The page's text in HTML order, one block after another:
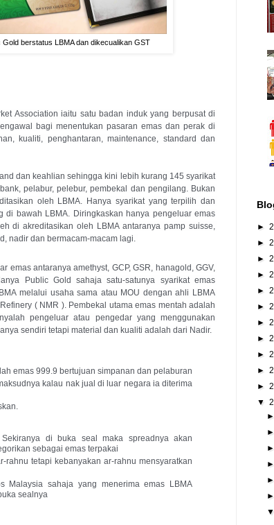
berstatus LBMA dan dikecualikan GST
Association iaitu satu badan induk yang berpusat di
bagi menentukan pasaran emas dan perak di
kualiti, penghantaran, maintenance, standard dan
dan keahlian sehingga kini lebih kurang 145 syarikat
pelabur, pelebur, pembekal dan pengilang. Bukan
oleh LBMA. Hanya syarikat yang terpilih dan
di bawah LBMA. Diringkaskan hanya pengeluar emas
di akreditasikan oleh LBMA antaranya pamp suisse,
nadir dan bermacam-macam lagi.
emas antaranya amethyst, GCP, GSR, hanagold, GGV,
Public Gold sahaja satu-satunya syarikat emas
melalui usaha sama atau MOU dengan ahli LBMA
( NMR ). Pembekal utama emas mentah adalah
pengeluar atau pengedar yang menggunakan
sendiri tetapi material dan kualiti adalah dari Nadir.
emas 999.9 bertujuan simpanan dan pelaburan
kalau nak jual di luar negara ia diterima
di buka seal maka spreadnya akan
sebagai emas terpakai
rahnu tetapi kebanyakan ar-rahnu mensyaratkan
Malaysia sahaja yang menerima emas LBMA
sealnya
►
►
►
►
►
►
►
►
►
►
►
▼
►
►
►
▼